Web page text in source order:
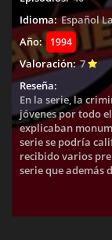
Idioma: Español
Año:
1994
Valoración: 7
Reseña:
En la serie, la
jóvenes por todo
explicaban
serie se podría
recibido varios
serie que además